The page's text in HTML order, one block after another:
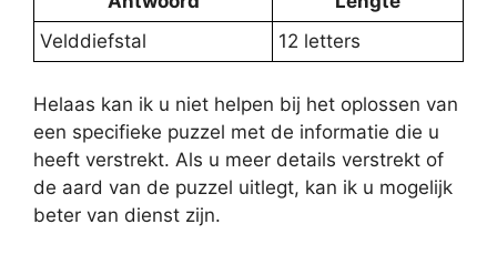
Velddiefstal
12 letters
Helaas kan ik u niet helpen bij het oplossen van
een specifieke puzzel met de informatie die u
heeft verstrekt. Als u meer details verstrekt of
de aard van de puzzel uitlegt, kan ik u mogelijk
beter van dienst zijn.